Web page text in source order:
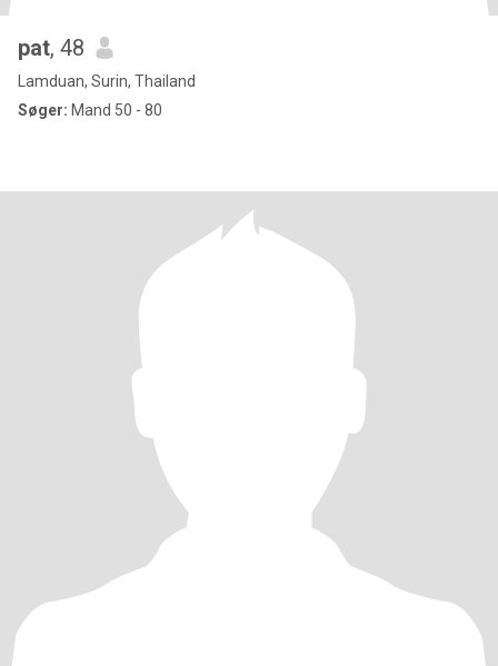
pat, 48
Lamduan, Surin, Thailand
Søger: Mand 50 - 80